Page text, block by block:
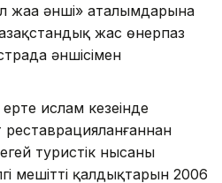
жаңа әнші» аталымдарына
жас өнерпаз
әншісімен
ислам кезеңінде
реставрацияланғаннан
туристік нысаны
мешіттің қалдықтарын 2006